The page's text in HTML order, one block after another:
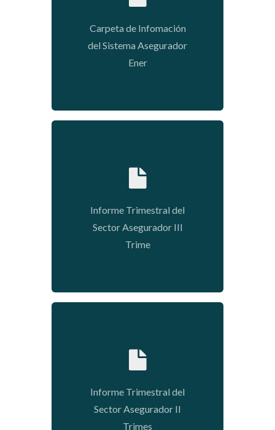
Carpeta de Infomación
del Sistema Asegurador
Ener
Informe Trimestral del
Sector Asegurador III
Trime
Informe Trimestral del
Sector Asegurador II
Trimes